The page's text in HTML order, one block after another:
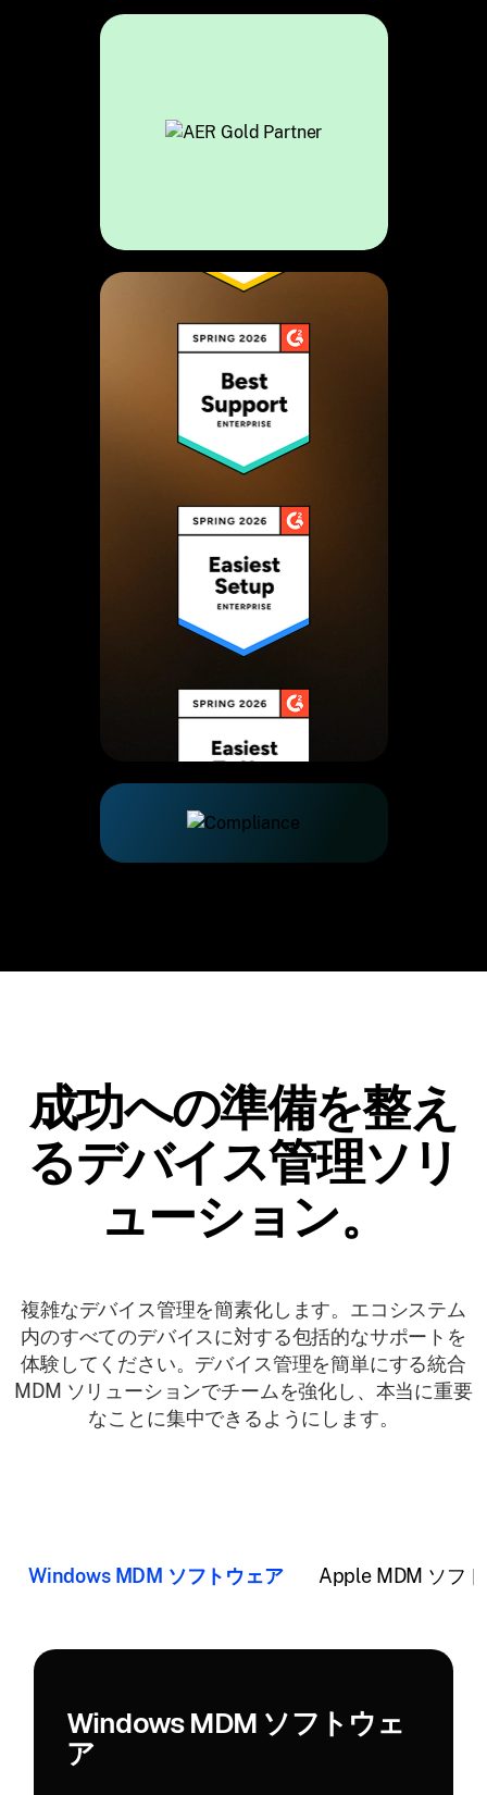
成功への準備を整え
るデバイス管理ソリ
ューション。
複雑なデバイス管理を簡素化します。エコシステム
内のすべてのデバイスに対する包括的なサポートを
体験してください。デバイス管理を簡単にする統合
MDM ソリューションでチームを強化し、本当に重要
なことに集中できるようにします。
Windows MDM ソフトウェア Apple MDM ソフ
Windows MDM ソフトウェ
ア